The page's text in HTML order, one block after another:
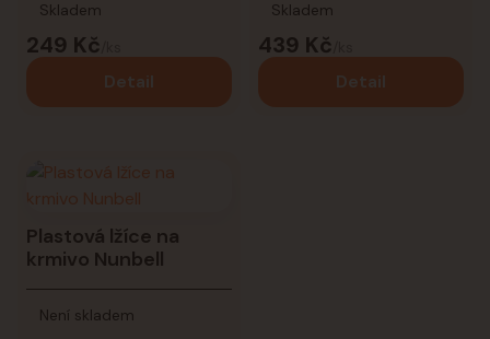
249 Kč
Skladem
Detail
439 Kč
Skladem
Detail
Plastová lžíce na
krmivo Nunbell
Není skladem